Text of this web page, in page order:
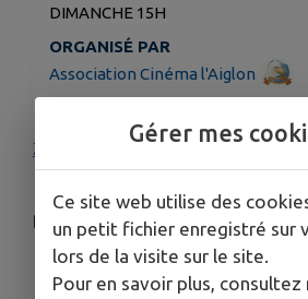
DIMANCHE 15H
ORGANISÉ PAR
Association Cinéma l'Aiglon
22 octobre 2025 en salle | 2h
19min |Aventure,Comédie,
De Alexandre Astier
ParAlexandre Astier
Gérer mes
Ce site web utilise des
un petit fichier enregistré sur
lors de la visite sur le site.
Pour en savoir plus, consultez